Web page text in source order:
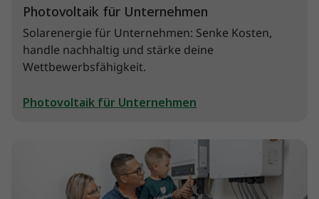
Photovoltaik für Unternehmen
Solarenergie für Unternehmen: Senke Kosten,
handle nachhaltig und stärke deine
Wettbewerbsfähigkeit.
Photovoltaik für Unternehmen